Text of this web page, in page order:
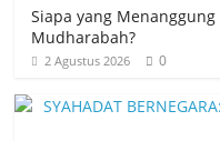
Siapa yang
Mudharabah?
2 Agustus 2026 0